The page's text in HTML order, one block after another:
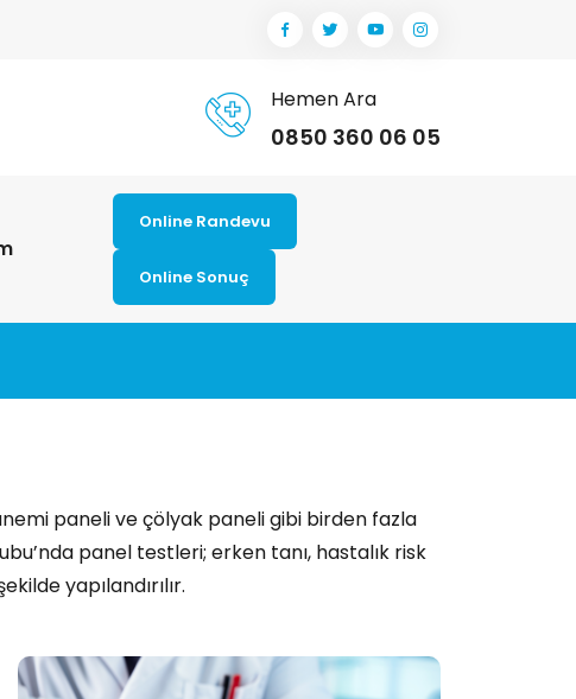
Hemen Ara
0850 360 06 05
Online Randevu
Online Sonuç
paneli ve çölyak paneli gibi birden fazla
panel testleri; erken tanı, hastalık risk
yapılandırılır.